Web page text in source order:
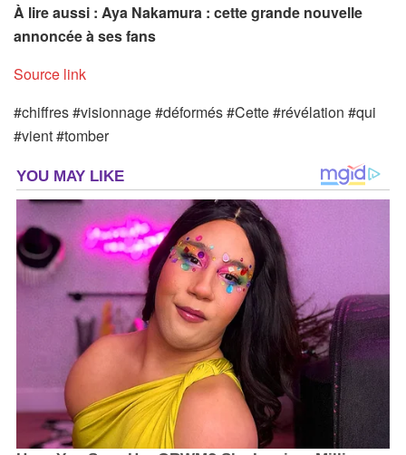
À lire aussi : Aya Nakamura : cette grande nouvelle
annoncée à ses fans
Source link
#chiffres #visionnage #déformés #Cette #révélation #qui
#vient #tomber